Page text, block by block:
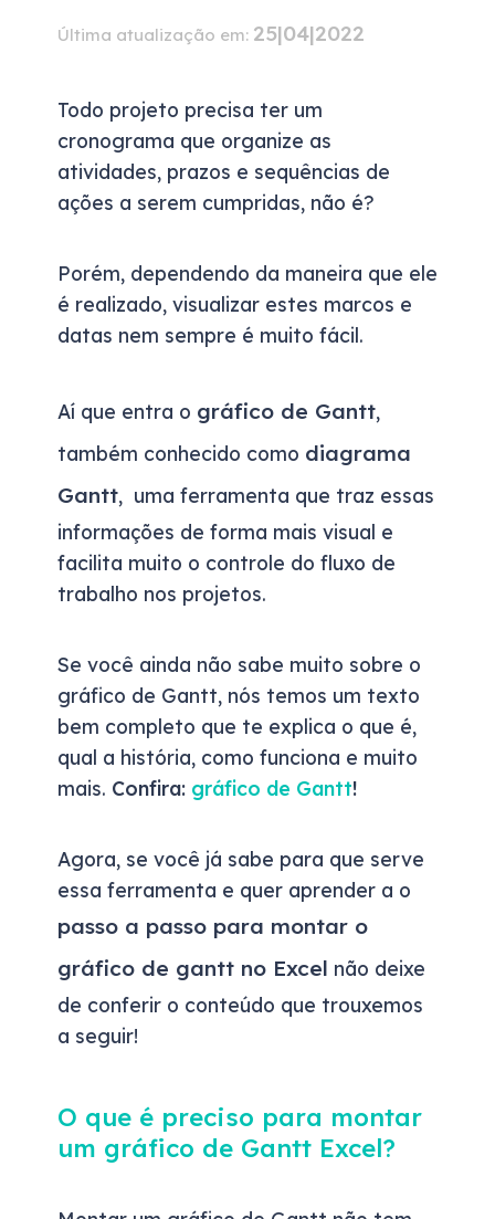
Última atualização em: 25|04|2022
Todo projeto precisa ter um
cronograma que organize as
atividades, prazos e sequências de
ações a serem cumpridas, não é?
Porém, dependendo da maneira que ele
é realizado, visualizar estes marcos e
datas nem sempre é muito fácil.
Aí que entra o gráfico de Gantt,
também conhecido como diagrama
Gantt, uma ferramenta que traz essas
informações de forma mais visual e
facilita muito o controle do fluxo de
trabalho nos projetos.
Se você ainda não sabe muito sobre o
gráfico de Gantt, nós temos um texto
bem completo que te explica o que é,
qual a história, como funciona e muito
mais. Confira: gráfico de Gantt!
Agora, se você já sabe para que serve
essa ferramenta e quer aprender a o
passo a passo para montar o
gráfico de gantt no Excel não deixe
de conferir o conteúdo que trouxemos
a seguir!
O que é preciso para montar
um gráfico de Gantt Excel?